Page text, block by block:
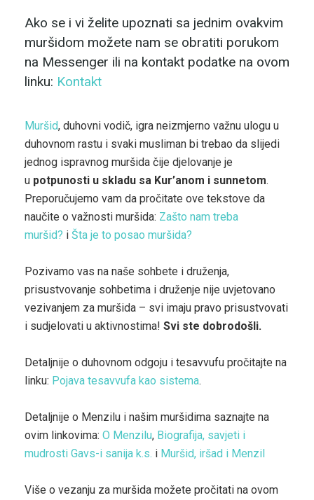
Ako se i vi želite upoznati sa jednim ovakvim
muršidom možete nam se obratiti porukom
na Messenger ili na kontakt podatke na ovom
linku: Kontakt
Muršid, duhovni vodič, igra neizmjerno važnu ulogu u
duhovnom rastu i svaki musliman bi trebao da slijedi
jednog ispravnog muršida čije djelovanje je
u potpunosti u skladu sa Kur’anom i sunnetom.
Preporučujemo vam da pročitate ove tekstove da
naučite o važnosti muršida: Zašto nam treba
muršid? i Šta je to posao muršida?
Pozivamo vas na naše sohbete i druženja,
prisustvovanje sohbetima i druženje nije uvjetovano
vezivanjem za muršida – svi imaju pravo prisustvovati
i sudjelovati u aktivnostima! Svi ste dobrodošli.
Detaljnije o duhovnom odgoju i tesavvufu pročitajte na
linku: Pojava tesavvufa kao sistema.
Detaljnije o Menzilu i našim muršidima saznajte na
ovim linkovima: O Menzilu, Biografija, savjeti i
mudrosti Gavs-i sanija k.s. i Muršid, iršad i Menzil
Više o vezanju za muršida možete pročitati na ovom